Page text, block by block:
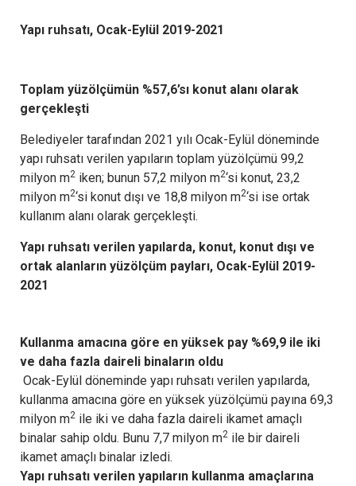
Yapı ruhsatı, Ocak-Eylül 2019-2021
Toplam yüzölçümün %57,6’sı konut alanı olarak
gerçekleşti
Belediyeler tarafından 2021 yılı Ocak-Eylül döneminde
yapı ruhsatı verilen yapıların toplam yüzölçümü 99,2
milyon m2 iken; bunun 57,2 milyon m2‘si konut, 23,2
milyon m2‘si konut dışı ve 18,8 milyon m2‘si ise ortak
kullanım alanı olarak gerçekleşti.
Yapı ruhsatı verilen yapılarda, konut, konut dışı ve
ortak alanların yüzölçüm payları, Ocak-Eylül 2019-
2021
Kullanma amacına göre en yüksek pay %69,9 ile iki
ve daha fazla daireli binaların oldu
Ocak-Eylül döneminde yapı ruhsatı verilen yapılarda,
kullanma amacına göre en yüksek yüzölçümü payına 69,3
milyon m2 ile iki ve daha fazla daireli ikamet amaçlı
binalar sahip oldu. Bunu 7,7 milyon m2 ile bir daireli
ikamet amaçlı binalar izledi.
Yapı ruhsatı verilen yapıların kullanma amaçlarına